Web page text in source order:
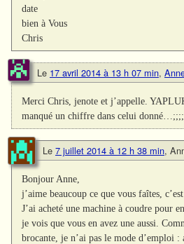
date
bien à Vous
Chris
Le 17 avril 2014 à 13 h 07 min,
Merci Chris, jenote et j’appelle.
manqué un chiffre dans celui
Le 7 juillet 2014 à 12 h 38 min,
Bonjour Anne,
j’aime beaucoup ce que vous faîtes,
J’ai acheté une machine à coudre pour
je vois que vous en avez une aussi.
brocante, je n’ai pas le mode d’emploi